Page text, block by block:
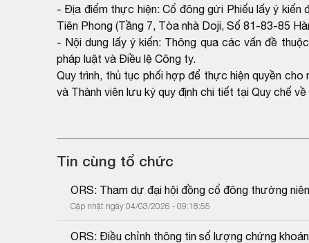
- Địa điểm thực hiện: Cổ đông gửi Phiếu lấy ý kiến
Tiên Phong (Tầng 7, Tòa nhà Doji, Số 81-83-85
- Nội dung lấy ý kiến: Thông qua các vấn đề
pháp luật và Điều lệ Công ty.
Quy trình, thủ tục phối hợp để thực hiện quyền
và Thành viên lưu ký quy định chi tiết tại Quy chế
Tin cùng tổ chức
ORS: Tham dự đại hội đồng cổ đông thường
Cập nhật ngày 04/03/2026 - 09:18:55
ORS: Điều chỉnh thông tin số lượng chứng